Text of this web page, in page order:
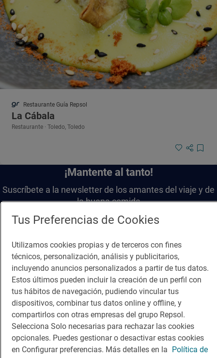
Restaurante Guía Repsol
La Cábala
Restaurante · Toledo, Toledo
¡Mantente al tanto!
Suscríbete a la newsletter de los amantes del viaje y de
la buena comida
Suscribirme
Descárgate la App
App Store Google Play
Guía Repsol Enlaces
Tus Preferencias de Cookies
Utilizamos cookies propias y de terceros con fines
técnicos, personalización, análisis y publicitarios,
incluyendo anuncios personalizados a partir de tus datos.
Estos últimos pueden incluir la creación de un perfil con
tus hábitos de navegación, pudiendo vincular tus
dispositivos, combinar tus datos online y offline, y
compartirlos con otras empresas del grupo Repsol.
Selecciona Solo necesarias para rechazar las cookies
opcionales. Puedes gestionar o desactivar estas cookies
en Configurar preferencias. Más detalles en la Política de